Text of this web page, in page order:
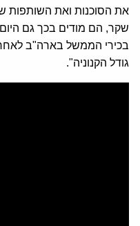
את הסוכנות ואת
שקר, הם מודים בכך גם
בכירי הממשל בארה"ב
גודל הקנוניה".